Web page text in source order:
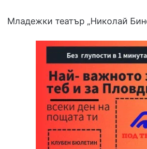
Младежки театър „Николай